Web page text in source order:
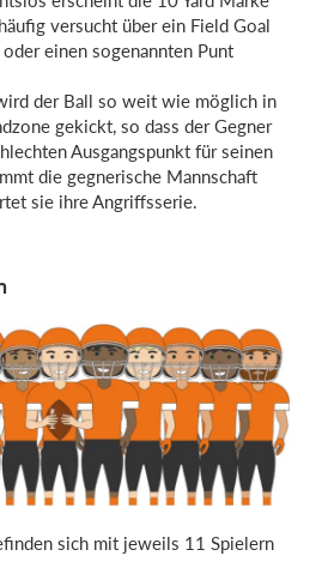
versucht über ein Field Goal
einen sogenannten Punt
der Ball so weit wie möglich in
gekickt, so dass der Gegner
Ausgangspunkt für seinen
die gegnerische Mannschaft
sie ihre Angriffsserie.
sich mit jeweils 11 Spielern